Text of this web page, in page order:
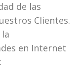
de las
Clientes.
en Internet